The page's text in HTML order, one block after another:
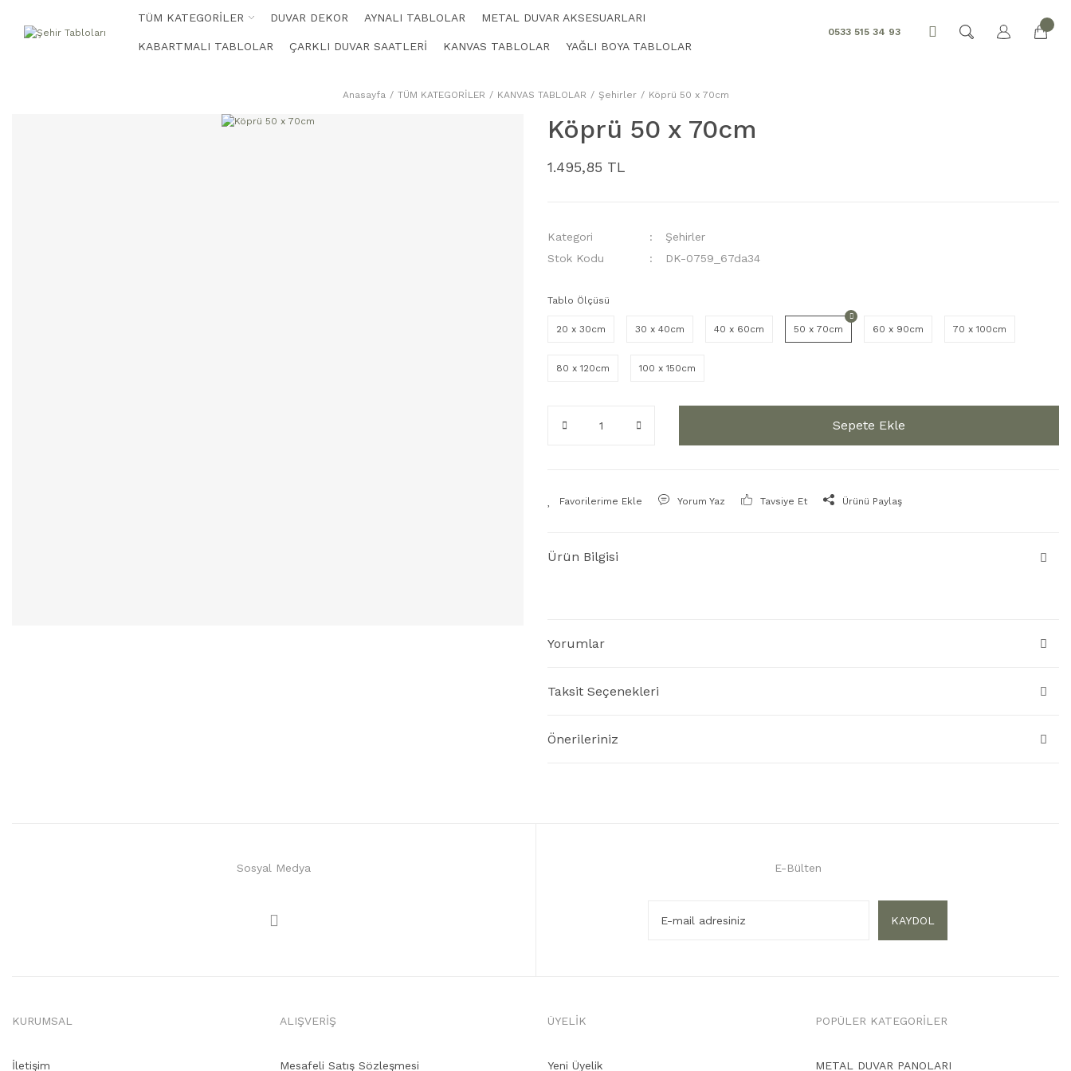
TÜM KATEGORİLER DUVAR DEKOR AYNALI TABLOLAR METAL DUVAR AKSESUARLARI
KABARTMALI TABLOLAR ÇARKLI DUVAR SAATLERİ KANVAS TABLOLAR YAĞLI BOYA TABLOLAR
0533 515 34 93
Anasayfa TÜM KATEGORİLER KANVAS TABLOLAR Şehirler Köprü 50 x 70cm
Köprü 50 x 70cm
1.495,85 TL
Kategori
Şehirler
Stok Kodu
DK-0759_67da34
Tablo Ölçüsü
20 x 30cm 30 x 40cm 40 x 60cm 50 x 70cm 60 x 90cm 70 x 100cm
80 x 120cm 100 x 150cm
Sepete Ekle
Yorum Yaz Tavsiye Et Ürünü Paylaş
Ürün Bilgisi
Yorumlar
Taksit Seçenekleri
Önerileriniz
Sosyal Medya E-Bülten
KAYDOL
KURUMSAL
İletişim
ALIŞVERİŞ
Mesafeli Satış Sözleşmesi
ÜYELİK
Yeni Üyelik
POPÜLER KATEGORİLER
METAL DUVAR PANOLARI